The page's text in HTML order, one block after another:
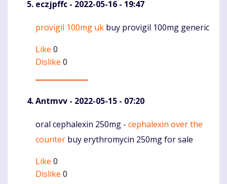
eczjpffc - 2022-05-16 - 19:47
Komentaras
provigil 100mg uk buy provigil 100mg generic
Like 0
Dislike 0
Antmvv - 2022-05-15 - 07:20
Komentaras
oral cephalexin 250mg - cephalexin over the
counter buy erythromycin 250mg for sale
Like 0
Dislike 0